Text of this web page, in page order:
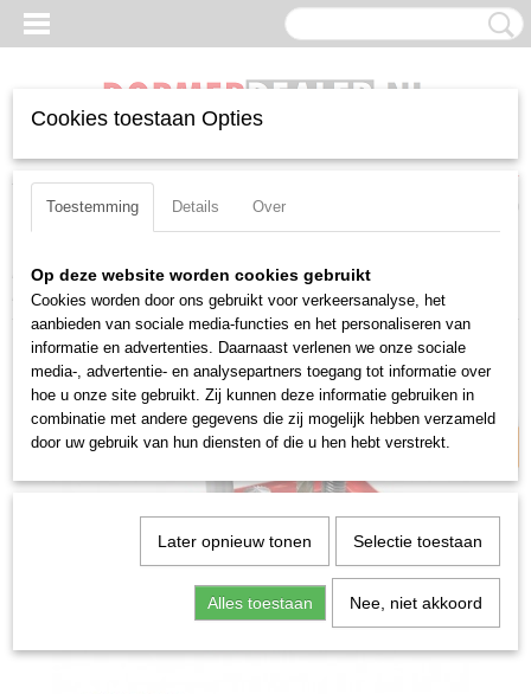
Inloggen Registreren UW WINKELWAGEN
Home >Frezen>Boutverwijdersets> Boutverwijderset Dormer S-
P102M6
Laagste prijsgarantie
Cookies toestaan Opties
Toestemming Details Over
Op deze website worden cookies gebruikt
Cookies worden door ons gebruikt voor verkeersanalyse, het
aanbieden van sociale media-functies en het personaliseren van
informatie en advertenties. Daarnaast verlenen we onze sociale
media-, advertentie- en analysepartners toegang tot informatie over
hoe u onze site gebruikt. Zij kunnen deze informatie gebruiken in
combinatie met andere gegevens die zij mogelijk hebben verzameld
door uw gebruik van hun diensten of die u hen hebt verstrekt.
Later opnieuw tonen Selectie toestaan
Alles toestaan Nee, niet akkoord